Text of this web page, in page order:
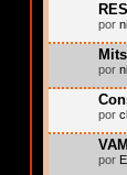
por
por
por
por